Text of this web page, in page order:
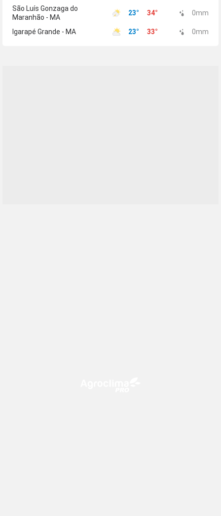
São Luís Gonzaga do
Maranhão - MA
23° 34° 0mm
Igarapé Grande - MA 23° 33° 0mm